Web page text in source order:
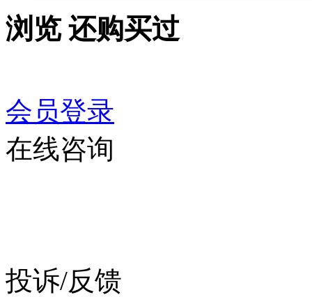
浏览 还购买过
会员登录
在线咨询
投诉/反馈